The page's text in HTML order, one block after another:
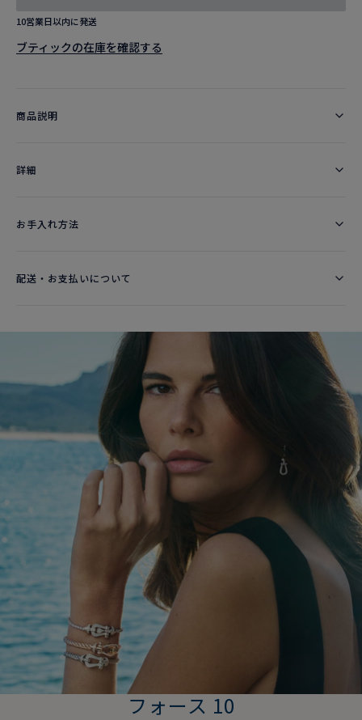
10営業日以内に発送
ブティックの在庫を確認する​
商品説明
詳細​
お手入れ方法
配送・お支払いについて
フォース 10